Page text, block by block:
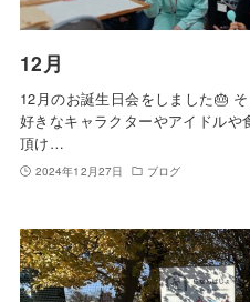
12月
12月のお誕生日会をしました🎂
好きなキャラクターやアイドル
頂け…
2024年12月27日 ブログ